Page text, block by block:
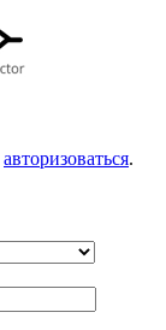
авторизоваться.